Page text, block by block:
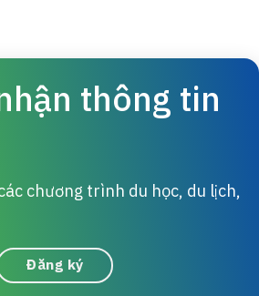
thông tin
chương trình du học, du lịch,
Đăng ký